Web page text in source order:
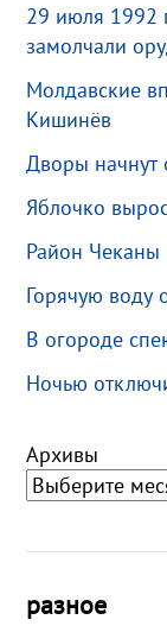
29 июля 1992
замолчали
Молдавские
Кишинёв
Дворы начнут
Яблочко
Район Чеканы
Горячую воду
В огороде
Ночью
Архивы
разное